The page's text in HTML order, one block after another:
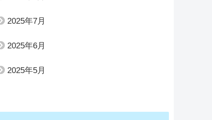
2025年7月
2025年6月
2025年5月